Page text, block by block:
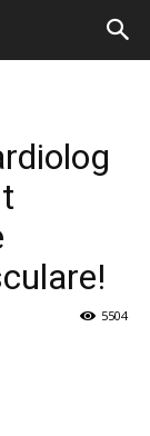
5504